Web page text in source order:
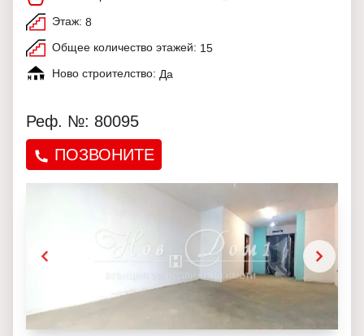
Этаж: 8
Общее количество этажей: 15
Ново строителство: Да
Реф. №: 80095
ПОЗВОНИТЕ